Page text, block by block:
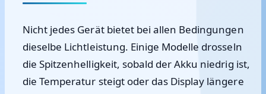
Nicht jedes Gerät bietet bei allen Bedingungen
dieselbe Lichtleistung. Einige Modelle drosseln
die Spitzenhelligkeit, sobald der Akku niedrig ist,
die Temperatur steigt oder das Display längere